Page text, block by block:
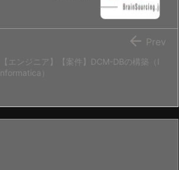
【エンジニア】【案件】DCM-DBの構築（I
nformatica）
 Prev